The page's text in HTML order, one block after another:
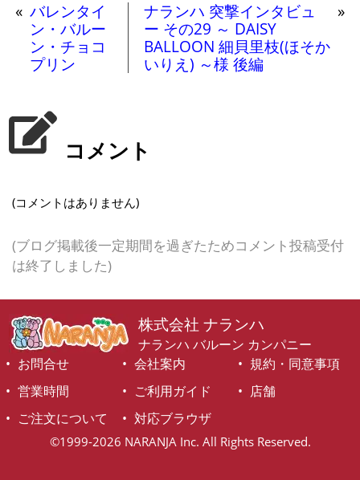
« バレンタイ
ン・バルー
ン・チョコ
プリン
ナランハ 突撃インタビュ
ー その29 ～ DAISY
BALLOON 細貝里枝(ほそか
いりえ) ～様 後編
»
コメント
(コメントはありません)
(ブログ掲載後一定期間を過ぎたためコメント投稿受付
は終了しました)
株式会社 ナランハ
ナランハ バルーン カンパニー
お問合せ
会社案内
規約・同意事項
営業時間
ご利用ガイド
店舗
ご注文について
対応ブラウザ
©1999-2026 NARANJA Inc. All Rights Reserved.